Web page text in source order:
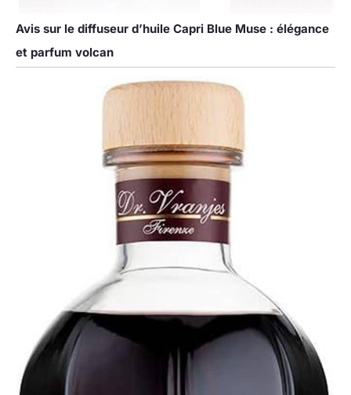
Avis sur le diffuseur d’huile Capri Blue Muse : élégance
et parfum volcan